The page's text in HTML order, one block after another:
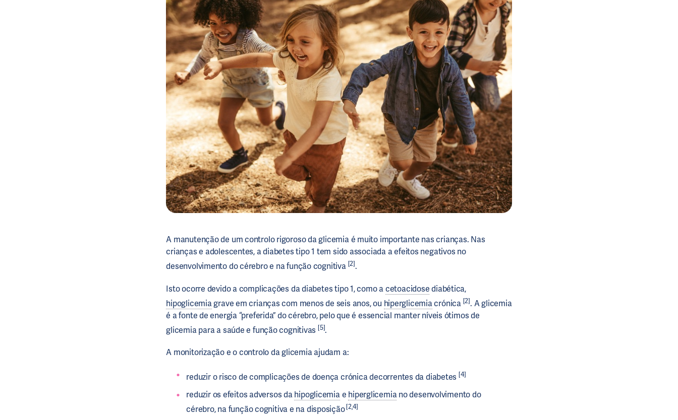
A manutenção de um controlo rigoroso da glicemia é muito importante nas crianças. Nas
crianças e adolescentes, a diabetes tipo 1 tem sido associada a efeitos negativos no
desenvolvimento do cérebro e na função cognitiva [2].
Isto ocorre devido a complicações da diabetes tipo 1, como acetoacidose diabética,
hipoglicemiagrave em crianças com menos de seis anos, ou hiperglicemiacrónica [2]. A glicemia
é a fonte de energia “preferida” do cérebro, pelo que é essencial manter níveis ótimos de
glicemia para a saúde e função cognitivas[5].
A monitorização e o controlo da glicemia ajudam a:
reduzir o risco de complicações de doença crónica decorrentes da diabetes[4]
reduzir os efeitos adversos dahipoglicemiae hiperglicemia no desenvolvimento do
cérebro, na função cognitiva e na disposição[2,4]